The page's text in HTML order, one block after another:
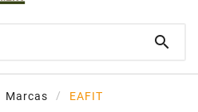

Marcas EAFIT